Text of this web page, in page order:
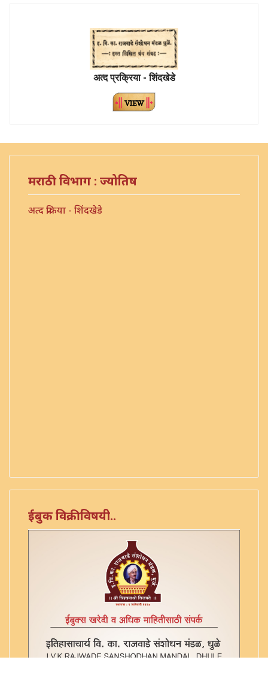
अत्द प्रक्रिया - शिंदखेडे
मराठी विभाग : ज्योतिष
अत्द प्रक्रिया - शिंदखेडे
ईबुक विक्रीविषयी..